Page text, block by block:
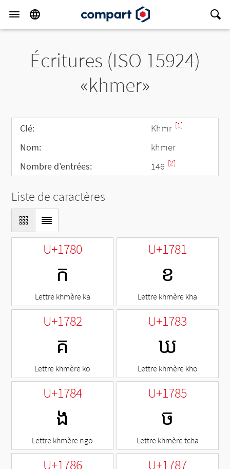
Écritures (ISO 15924)
«khmer»
Clé: Khmr [1]
Nom:
khmer
Nombre d’entrées:
146 [2]
Liste de caractères
U+1780
ក
Lettre khmère ka
U+1781
ខ
Lettre khmère kha
U+1782
គ
Lettre khmère ko
U+1783
ឃ
Lettre khmère kho
U+1784
ង
Lettre khmère ngo
U+1785
ច
Lettre khmère tcha
U+1786 U+1787